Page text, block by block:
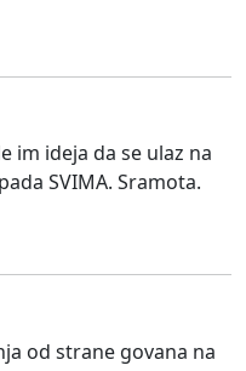
im ideja da se ulaz na
SVIMA. Sramota.
od strane govana na